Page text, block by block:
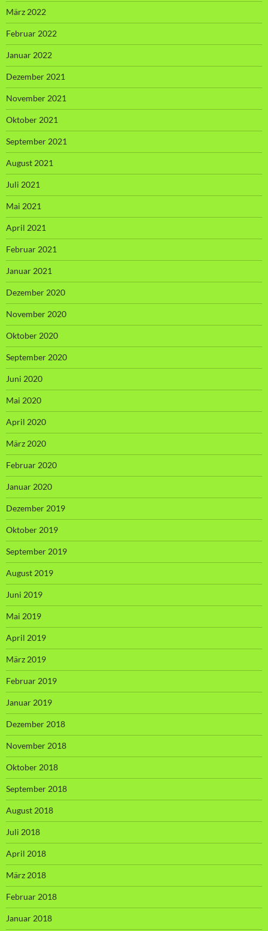
März 2022
Februar 2022
Januar 2022
Dezember 2021
November 2021
Oktober 2021
September 2021
August 2021
Juli 2021
Mai 2021
April 2021
Februar 2021
Januar 2021
Dezember 2020
November 2020
Oktober 2020
September 2020
Juni 2020
Mai 2020
April 2020
März 2020
Februar 2020
Januar 2020
Dezember 2019
Oktober 2019
September 2019
August 2019
Juni 2019
Mai 2019
April 2019
März 2019
Februar 2019
Januar 2019
Dezember 2018
November 2018
Oktober 2018
September 2018
August 2018
Juli 2018
April 2018
März 2018
Februar 2018
Januar 2018